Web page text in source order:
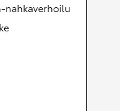
nahkaverhoilu